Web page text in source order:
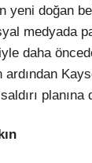
yeni doğan
medyada
daha
ardından
planına